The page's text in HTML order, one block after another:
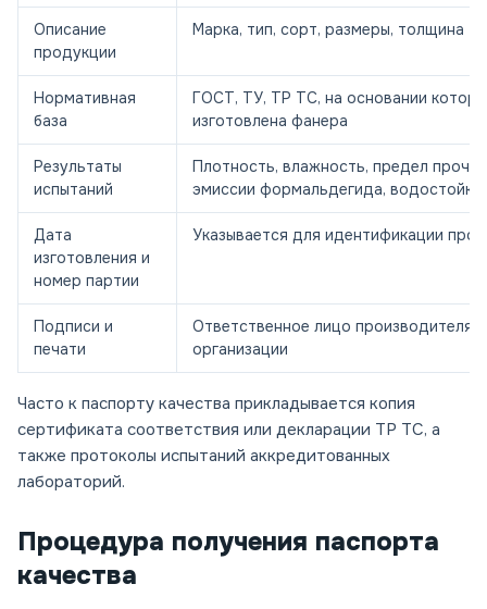
Описание
продукции
Марка, тип, сорт, размеры, толщина
Нормативная
база
ГОСТ, ТУ, ТР ТС, на основании
изготовлена фанера
Результаты
испытаний
Плотность, влажность, предел
эмиссии формальдегида,
Дата
изготовления и
номер партии
Указывается для идентификации
Подписи и
печати
Ответственное лицо производителя,
организации
Часто к паспорту качества прикладывается копия
сертификата соответствия или декларации ТР ТС, а
также протоколы испытаний аккредитованных
лабораторий.
Процедура получения паспорта
качества